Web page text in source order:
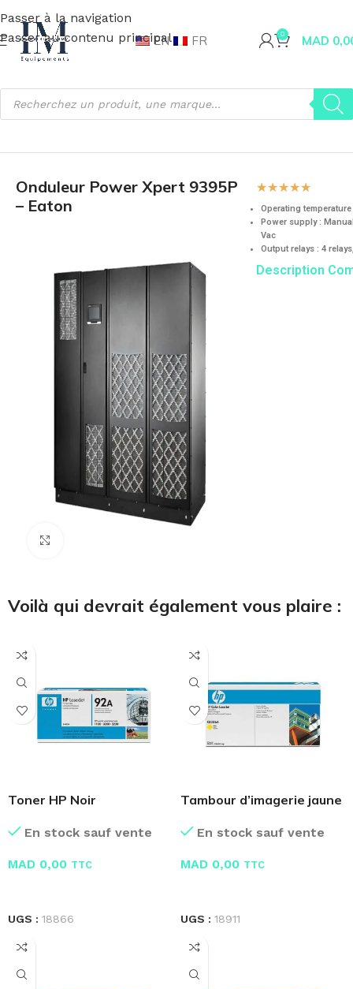
Passer à la navigation
Passer au contenu principal
EN FR 0 MAD
Accueil Matériel Informatique Onduleur
Onduleur Power Xpert 9395P
– Eaton
☆☆☆☆☆
Operating
Power supply :
Vac
Output relays : 4
Description
Voilà qui devrait également vous plaire :
Toner HP Noir
En stock sauf vente
MAD 0,00 TTC
UGS : 18866
Tambour d’imagerie jaune
En stock sauf vente
MAD 0,00 TTC
UGS : 18911